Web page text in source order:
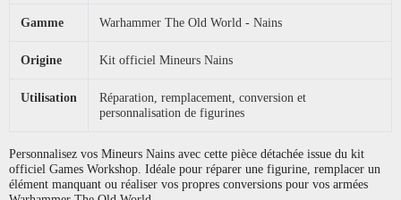
Gamme Warhammer The Old World - Nains
Origine Kit officiel Mineurs Nains
Utilisation
Réparation, remplacement, conversion et
personnalisation de figurines
Personnalisez vos Mineurs Nains avec cette pièce détachée issue du kit
officiel Games Workshop. Idéale pour réparer une figurine, remplacer un
élément manquant ou réaliser vos propres conversions pour vos armées